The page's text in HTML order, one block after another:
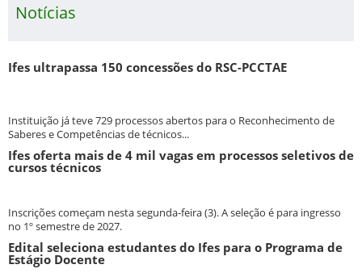
Notícias
Ifes ultrapassa 150 concessões do RSC-PCCTAE
Instituição já teve 729 processos abertos para o Reconhecimento de
Saberes e Competências de técnicos...
Ifes oferta mais de 4 mil vagas em processos seletivos de
cursos técnicos
Inscrições começam nesta segunda-feira (3). A seleção é para ingresso
no 1º semestre de 2027.
Edital seleciona estudantes do Ifes para o Programa de
Estágio Docente